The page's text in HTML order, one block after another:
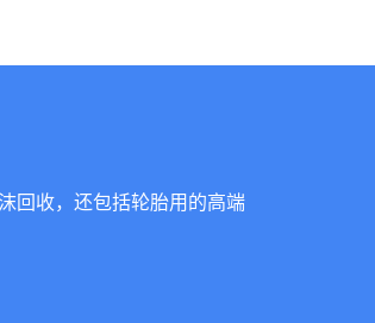
回收，还包括轮胎用的高端